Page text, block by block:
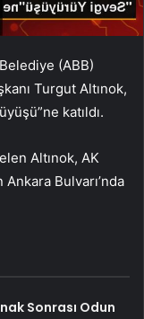
(ABB)
Turgut Altınok,
katıldı.
Altınok, AK
Bulvarı’nda
Sonrası Odun